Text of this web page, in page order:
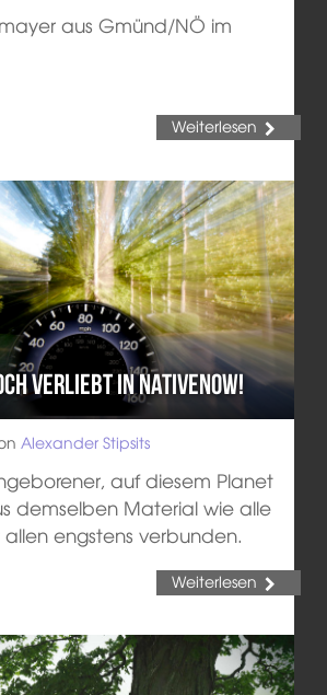
aus Gmünd/NÖ im
Weiterlesen
verliebt in NativeNow!
Alexander Stipsits
auf diesem Planet
demselben Material wie alle
engstens verbunden.
Weiterlesen